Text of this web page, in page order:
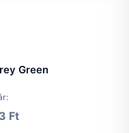
Green
Ft